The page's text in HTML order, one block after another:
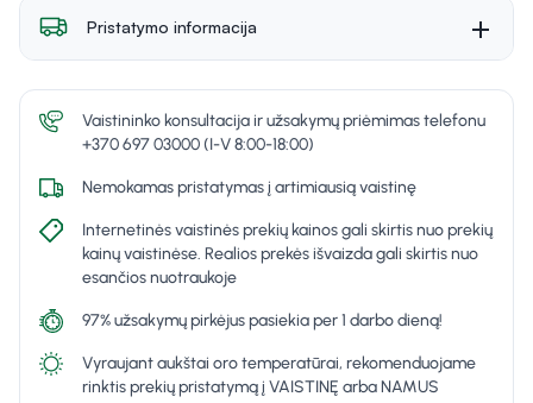
Pristatymo informacija
Vaistininko konsultacija ir užsakymų priėmimas telefonu
+370 697 03000 (I-V 8:00-18:00)
Nemokamas pristatymas į artimiausią vaistinę
Internetinės vaistinės prekių kainos gali skirtis nuo prekių
kainų vaistinėse. Realios prekės išvaizda gali skirtis nuo
esančios nuotraukoje
97% užsakymų pirkėjus pasiekia per 1 darbo dieną!
Vyraujant aukštai oro temperatūrai, rekomenduojame
rinktis prekių pristatymą į VAISTINĘ arba NAMUS